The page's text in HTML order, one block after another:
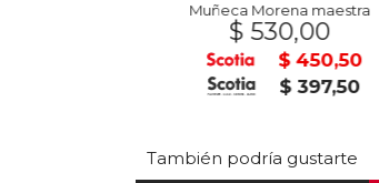
Muñeca Morena maestra
$ 530,00
$ 450,50
$ 397,50
También podría gustarte